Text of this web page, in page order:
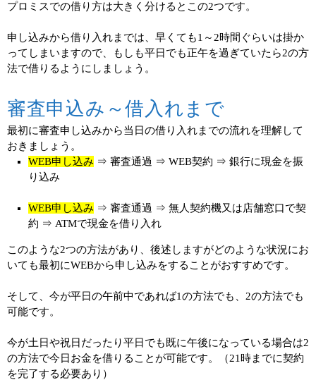
プロミスでの借り方は大きく分けるとこの2つです。
申し込みから借り入れまでは、早くても1～2時間ぐらいは掛か
ってしまいますので、もしも平日でも正午を過ぎていたら2の方
法で借りるようにしましょう。
審査申込み～借入れまで
最初に審査申し込みから当日の借り入れまでの流れを理解して
おきましょう。
WEB申し込み ⇒ 審査通過 ⇒ WEB契約 ⇒ 銀行に現金を振
り込み
WEB申し込み ⇒ 審査通過 ⇒ 無人契約機又は店舗窓口で契
約 ⇒ ATMで現金を借り入れ
このような2つの方法があり、後述しますがどのような状況にお
いても最初にWEBから申し込みをすることがおすすめです。
そして、今が平日の午前中であれば1の方法でも、2の方法でも
可能です。
今が土日や祝日だったり平日でも既に午後になっている場合は2
の方法で今日お金を借りることが可能です。（21時までに契約
を完了する必要あり）